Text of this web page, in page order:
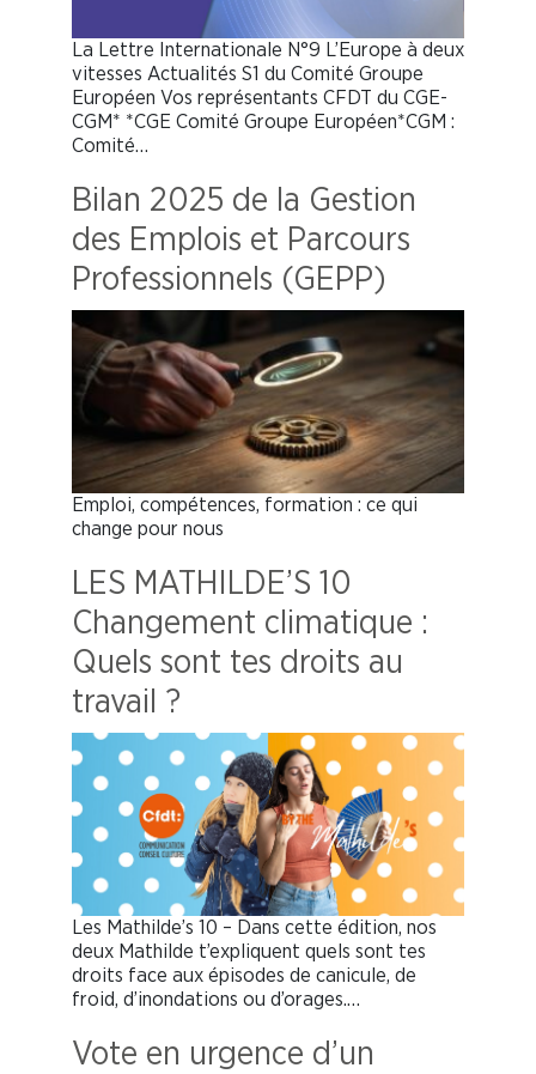
La Lettre Internationale N°9 L’Europe à deux
vitesses Actualités S1 du Comité Groupe
Européen Vos représentants CFDT du CGE-
CGM* *CGE Comité Groupe Européen*CGM :
Comité…
Bilan 2025 de la Gestion
des Emplois et Parcours
Professionnels (GEPP)
Emploi, compétences, formation : ce qui
change pour nous
LES MATHILDE’S 10
Changement climatique :
Quels sont tes droits au
travail ?
Les Mathilde’s 10 – Dans cette édition, nos
deux Mathilde t’expliquent quels sont tes
droits face aux épisodes de canicule, de
froid, d’inondations ou d’orages.…
Vote en urgence d’un